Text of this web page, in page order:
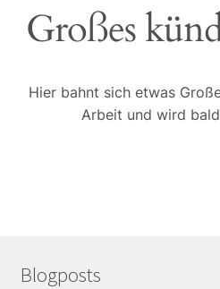
BLOG
Über uns
Großes
Hier bahnt sich etwas
Arbeit und wird
Blogposts